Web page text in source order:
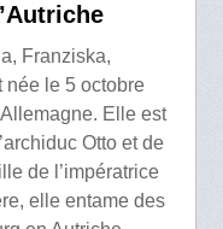
Franziska,
née le 5 octobre
Elle est
Otto et de
de l’impératrice
elle entame des